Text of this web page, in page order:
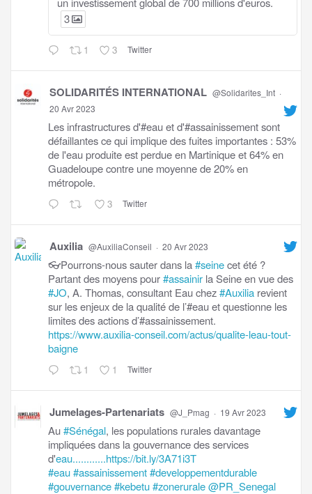
3
1 3 Twitter
SOLIDARITÉS INTERNATIONAL @Solidarites_Int ·
20 Avr 2023
Les infrastructures d'#eau et d'#assainissement sont
défaillantes ce qui implique des fuites importantes : 53%
de l'eau produite est perdue en Martinique et 64% en
Guadeloupe contre une moyenne de 20% en
métropole.
3 Twitter
Auxilia @AuxiliaConseil · 20 Avr 2023
👓Pourrons-nous sauter dans la#seinecet été ?
Partant des moyens pour#assainir la Seine en vue des
#JO, A. Thomas, consultant Eau chez#Auxilia revient
sur les enjeux de la qualité de l’#eau et questionne les
limites des actions d’#assainissement.
https://www.auxilia-conseil.com/actus/qualite-leau-tout-
baigne
1 1 Twitter
Jumelages-Partenariats @J_Pmag · 19 Avr 2023
Au#Sénégal, les populations rurales davantage
impliquées dans la gouvernance des services
d'eau............https://bit.ly/3A71i3T
#eau#assainissement#developpementdurable
#gouvernance#kebetu#zonerurale@PR_Senegal